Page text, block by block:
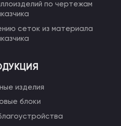
по чертежам
сеток из материала
изделия
блоки